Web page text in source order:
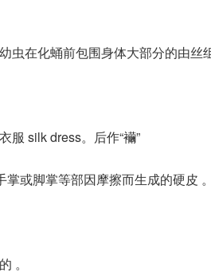
虫在化蛹前包围身体大部分的由
服 silk dress。后作“襺”
掌或脚掌等部因摩擦而生成的硬皮 。
。